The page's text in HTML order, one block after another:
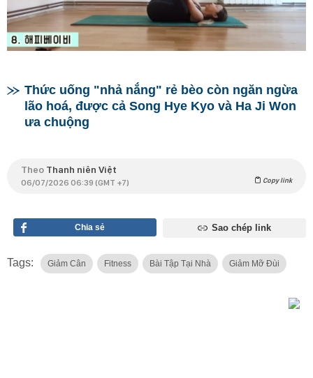
Thức uống "nhả nắng" rẻ bèo còn ngăn ngừa
lão hoá, được cả Song Hye Kyo và Ha Ji Won
ưa chuộng
Theo Thanh niên Việt
06/07/2026 06:39 (GMT +7) Copy link
Chia sẻ Sao chép link
Tags: Giảm Cân Fitness Bài Tập Tại Nhà Giảm Mỡ Đùi